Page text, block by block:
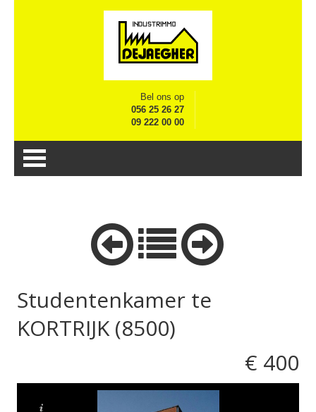
Bel ons op
056 25 26 27
09 222 00 00
Studentenkamer te
KORTRIJK (8500)
€ 400